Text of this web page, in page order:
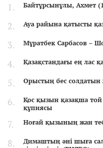
Байтұрсынұлы, Ахмет
Ауа райына қатысты
Мұратбек Сарбасов –
Қазақстандағы ең лас
Орыстың бес
Қос қызын қазақша
құпиясы
Ноғай қызының жан
Димаштың әні шыға